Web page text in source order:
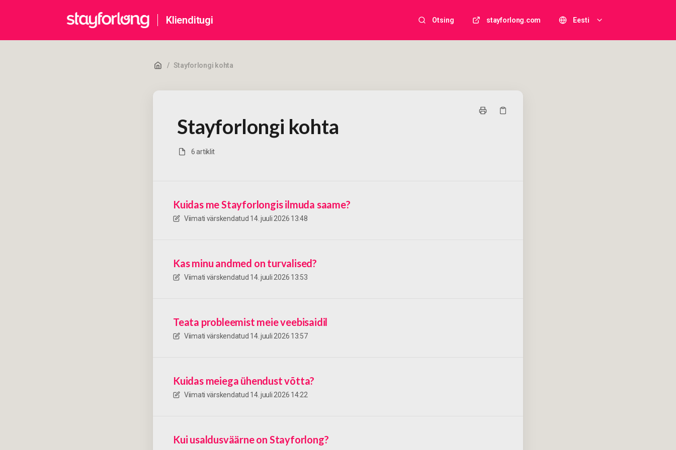
Klienditugi Otsing stayforlong.com Eesti
/ Stayforlongi kohta
Stayforlongi kohta
6 artiklit
Kuidas me Stayforlongis ilmuda saame?
Viimati värskendatud 14. juuli 2026 13:48
Kas minu andmed on turvalised?
Viimati värskendatud 14. juuli 2026 13:53
Teata probleemist meie veebisaidil
Viimati värskendatud 14. juuli 2026 13:57
Kuidas meiega ühendust võtta?
Viimati värskendatud 14. juuli 2026 14:22
Kui usaldusväärne on Stayforlong?